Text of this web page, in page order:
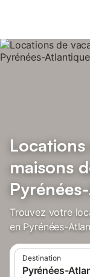
maisons
Trouvez votre
en Pyrénées-
Destination
Pyrénées-